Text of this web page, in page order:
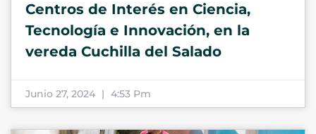
Centros de Interés en Ciencia,
Tecnología e Innovación, en la
vereda Cuchilla del Salado
Junio 27, 2024 4:53 Pm